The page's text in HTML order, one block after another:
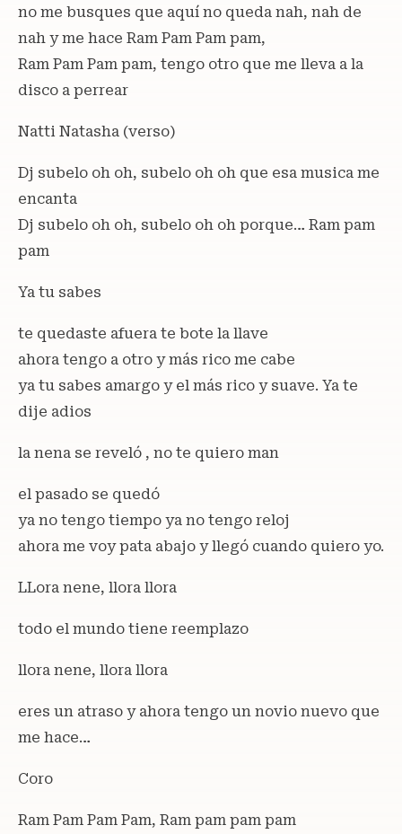
no me busques que aquí no queda nah, nah de
nah y me hace Ram Pam Pam pam,
Ram Pam Pam pam, tengo otro que me lleva a la
disco a perrear
Natti Natasha (verso)
Dj subelo oh oh, subelo oh oh que esa musica me
encanta
Dj subelo oh oh, subelo oh oh porque… Ram pam
pam
Ya tu sabes
te quedaste afuera te bote la llave
ahora tengo a otro y más rico me cabe
ya tu sabes amargo y el más rico y suave. Ya te
dije adios
la nena se reveló , no te quiero man
el pasado se quedó
ya no tengo tiempo ya no tengo reloj
ahora me voy pata abajo y llegó cuando quiero yo.
LLora nene, llora llora
todo el mundo tiene reemplazo
llora nene, llora llora
eres un atraso y ahora tengo un novio nuevo que
me hace…
Coro
Ram Pam Pam Pam, Ram pam pam pam